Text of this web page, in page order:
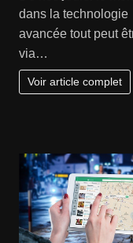
dans la technologie
avancée tout peut
via…
Voir article complet